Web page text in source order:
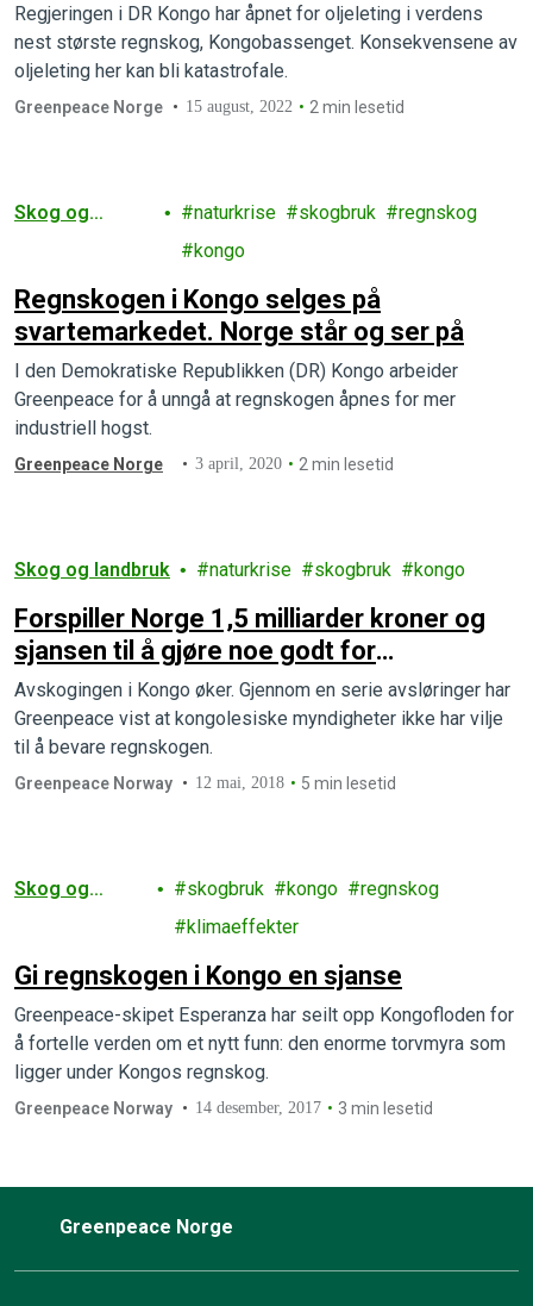
Regjeringen i DR Kongo har åpnet for oljeleting i verdens
nest største regnskog, Kongobassenget. Konsekvensene av
oljeleting her kan bli katastrofale.
Greenpeace Norge 15 august, 2022 2 min lesetid
Skog og
naturkrise skogbruk
regnskog
kongo
Regnskogen i Kongo selges på
svartemarkedet. Norge står og ser på
I den Demokratiske Republikken (DR) Kongo arbeider
Greenpeace for å unngå at regnskogen åpnes for mer
industriell hogst.
Greenpeace Norge 3 april, 2020 2 min lesetid
Skog og landbruk naturkrise skogbruk kongo
Forspiller Norge 1,5 milliarder kroner og
sjansen til å gjøre noe godt for
regnskogen?
Avskogingen i Kongo øker. Gjennom en serie avsløringer har
Greenpeace vist at kongolesiske myndigheter ikke har vilje
til å bevare regnskogen.
Greenpeace Norway 12 mai, 2018 5 min lesetid
Skog og
skogbruk kongo
regnskog
klimaeffekter
Gi regnskogen i Kongo en sjanse
Greenpeace-skipet Esperanza har seilt opp Kongofloden for
å fortelle verden om et nytt funn: den enorme torvmyra som
ligger under Kongos regnskog.
Greenpeace Norway 14 desember, 2017 3 min lesetid
Greenpeace Norge